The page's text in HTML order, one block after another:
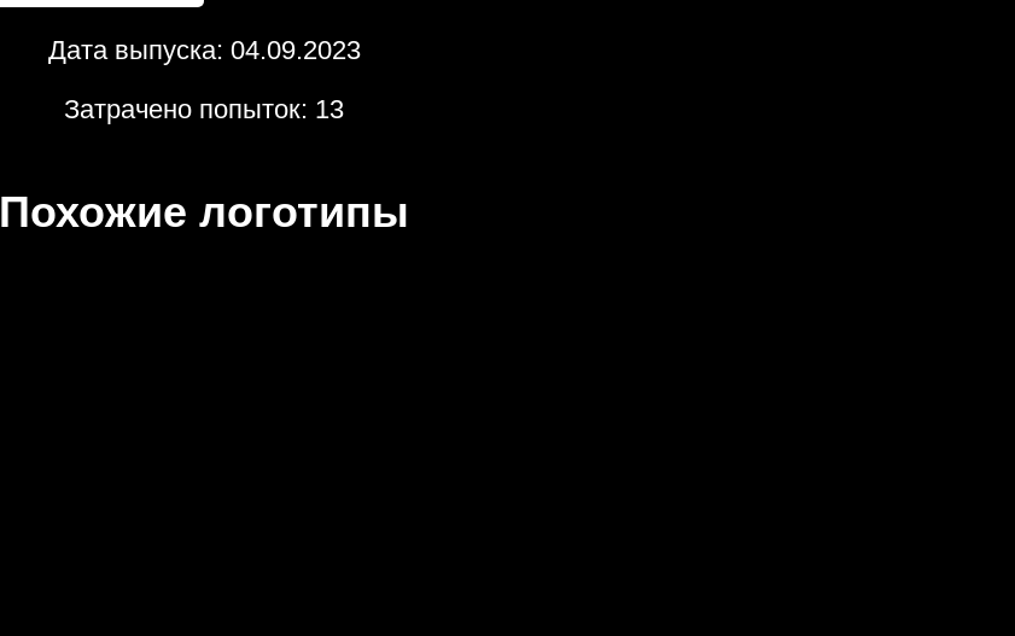
Дата выпуска: 04.09.2023
Затрачено попыток: 13
Похожие логотипы